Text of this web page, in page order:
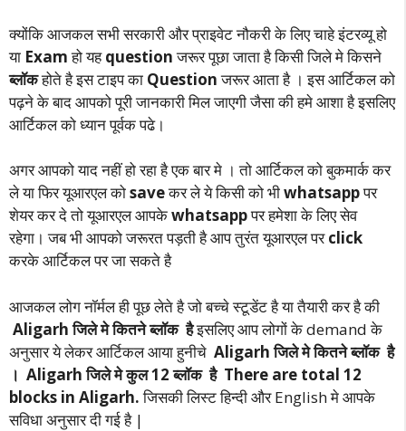
क्योंकि आजकल सभी सरकारी और प्राइवेट नौकरी के लिए चाहे इंटरव्यू हो
या Examहो यहquestionजरूर पूछा जाता है किसी जिले मे किसने
ब्लॉकहोते है इस टाइप का Questionजरूर आता है । इस आर्टिकल को
पढ़ने के बाद आपको पूरी जानकारी मिल जाएगी जैसा की हमे आशा है इसलिए
आर्टिकल को ध्यान पूर्वक पढे।
अगर आपको याद नहीं हो रहा है एक बार मे । तो आर्टिकल को बुकमार्क कर
ले या फिर यूआरएल कोsaveकर ले ये किसी को भीwhatsappपर
शेयर कर दे तो यूआरएल आपकेwhatsappपर हमेशा के लिए सेव
रहेगा। जब भी आपको जरूरत पड़ती है आप तुरंत यूआरएल परclick
करके आर्टिकल पर जा सकते है
आजकल लोग नॉर्मल ही पूछ लेते है जो बच्चे स्टूडेंट है या तैयारी कर है की
Aligarh जिले मे कितने ब्लॉक हैइसलिए आप लोगों के demand के
अनुसार ये लेकर आर्टिकल आया हुनीचे Aligarh जिले मे कितने ब्लॉक है
। Aligarh जिले मे कुल 12 ब्लॉक है There are total 12
blocks in Aligarh.जिसकी लिस्ट हिन्दी और English मे आपके
सविधा अनुसार दी गई है |